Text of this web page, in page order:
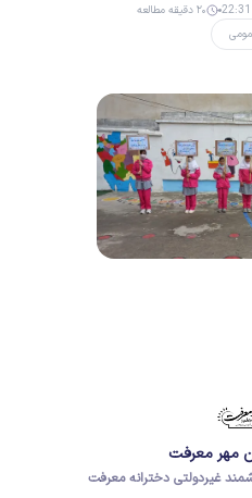
۲۰ دقیقه مطالعه
مهر معرفت
غیردولتی دخترانه معرفت